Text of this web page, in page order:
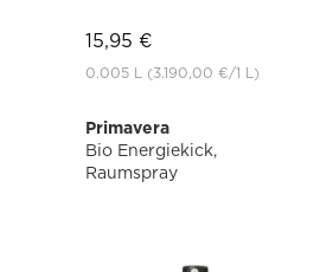
15,95 €
0.005 L (3.190,00 €/1 L)
Primavera
Bio Energiekick,
Raumspray